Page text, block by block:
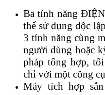
Ba tính năng
thể sử dụng độc
3 tính năng cùng
người dùng hoặc
pháp tổng hợp,
chỉ với một công
Máy tích hợp